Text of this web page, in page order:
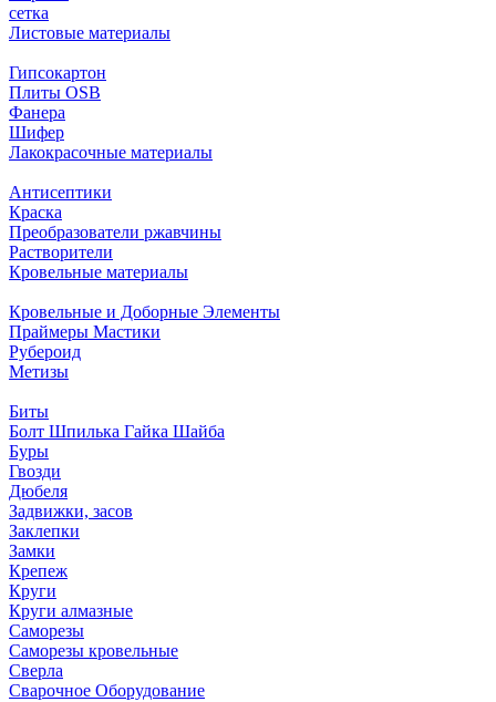
сетка
Листовые материалы
Гипсокартон
Плиты ОSB
Фанера
Шифер
Лакокрасочные материалы
Антисептики
Краска
Преобразователи ржавчины
Растворители
Кровельные материалы
Кровельные и Доборные Элементы
Праймеры Мастики
Рубероид
Метизы
Биты
Болт Шпилька Гайка Шайба
Буры
Гвозди
Дюбеля
Задвижки, засов
Заклепки
Замки
Крепеж
Круги
Круги алмазные
Саморезы
Саморезы кровельные
Сверла
Сварочное Оборудование